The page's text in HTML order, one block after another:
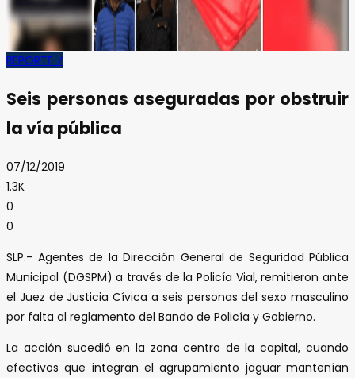
REPORTE 7
Seis personas aseguradas por obstruir
la vía pública
07/12/2019
1.3K
0
0
SLP.- Agentes de la Dirección General de Seguridad Pública
Municipal (DGSPM) a través de la Policía Vial, remitieron ante
el Juez de Justicia Cívica a seis personas del sexo masculino
por falta al reglamento del Bando de Policía y Gobierno.
La acción sucedió en la zona centro de la capital, cuando
efectivos que integran el agrupamiento jaguar mantenían